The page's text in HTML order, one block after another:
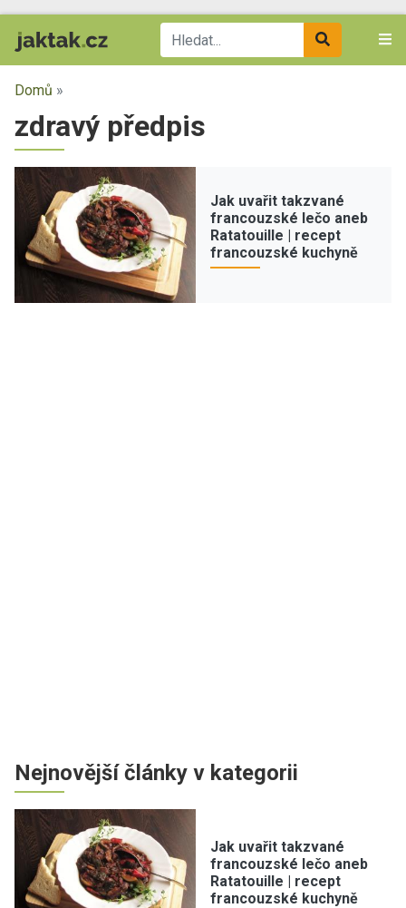
Domů »
zdravý předpis
Jak uvařit takzvané
francouzské lečo aneb
Ratatouille | recept
francouzské kuchyně
Nejnovější články v kategorii
Jak uvařit takzvané
francouzské lečo aneb
Ratatouille | recept
francouzské kuchyně